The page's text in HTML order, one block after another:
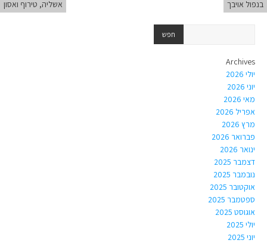
בנפול אויבך אשליה, טירוף ואסון
Archives
יולי 2026
יוני 2026
מאי 2026
אפריל 2026
מרץ 2026
פברואר 2026
ינואר 2026
דצמבר 2025
נובמבר 2025
אוקטובר 2025
ספטמבר 2025
אוגוסט 2025
יולי 2025
יוני 2025